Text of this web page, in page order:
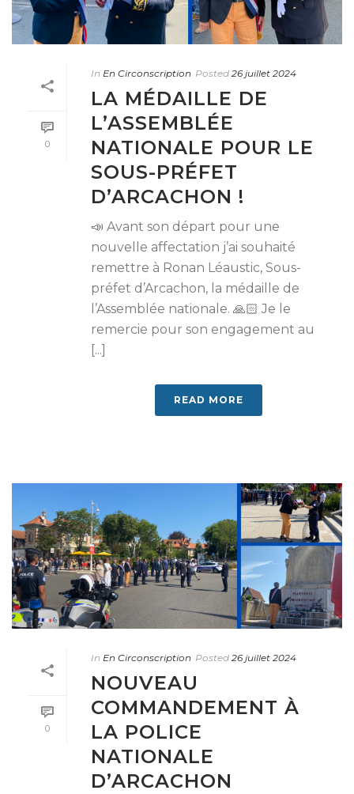
0
In En Circonscription Posted 26 juillet 2024
LA MÉDAILLE DE
L’ASSEMBLÉE
NATIONALE POUR LE
SOUS-PRÉFET
D’ARCACHON !
📣 Avant son départ pour une
nouvelle affectation j’ai souhaité
remettre à Ronan Léaustic, Sous-
préfet d’Arcachon, la médaille de
l’Assemblée nationale. 🙏🏻 Je le
remercie pour son engagement au
[...]
READ MORE
0
In En Circonscription Posted 26 juillet 2024
NOUVEAU
COMMANDEMENT À
LA POLICE
NATIONALE
D’ARCACHON